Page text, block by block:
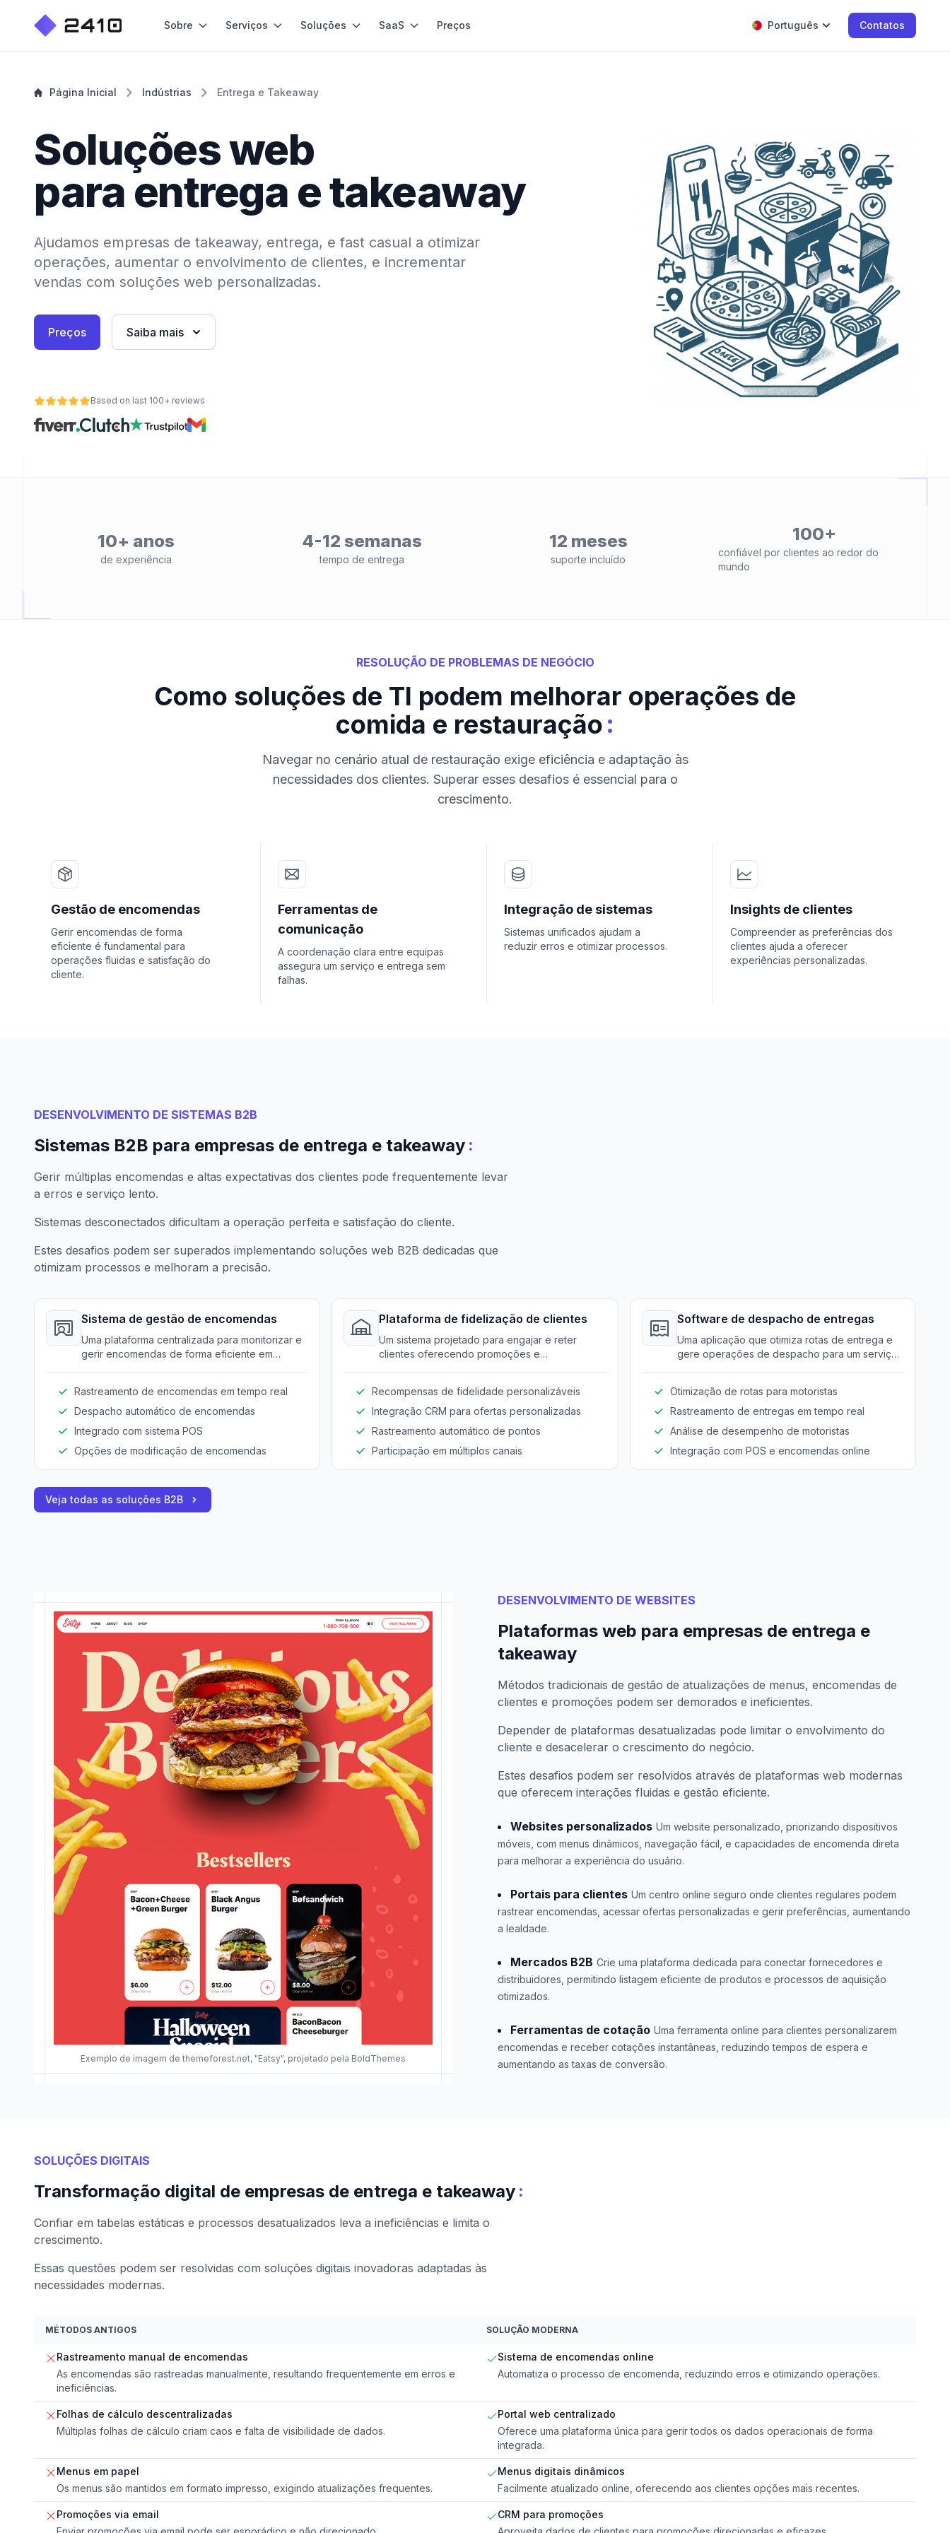
Sobre Serviços Soluções SaaS Preços Português Contatos
Página Inicial Indústrias Entrega e Takeaway
Soluções web
para entrega e takeaway
Ajudamos empresas de takeaway, entrega, e fast casual a otimizar
operações, aumentar o envolvimento de clientes, e incrementar
vendas com soluções web personalizadas.
Preços Saiba mais
Based on last 100+ reviews
10+ anos
de experiência
4-12 semanas
tempo de entrega
12 meses
suporte incluído
100+
confiável por clientes ao redor do
mundo
RESOLUÇÃO DE PROBLEMAS DE NEGÓCIO
Como soluções de TI podem melhorar operações de
comida e restauração:
Navegar no cenário atual de restauração exige eficiência e adaptação às
necessidades dos clientes. Superar esses desafios é essencial para o
crescimento.
Gestão de encomendas
Gerir encomendas de forma
eficiente é fundamental para
operações fluidas e satisfação do
cliente.
Ferramentas de
comunicação
A coordenação clara entre equipas
assegura um serviço e entrega sem
falhas.
Integração de sistemas
Sistemas unificados ajudam a
reduzir erros e otimizar processos.
Insights de clientes
Compreender as preferências dos
clientes ajuda a oferecer
experiências personalizadas.
DESENVOLVIMENTO DE SISTEMAS B2B
Sistemas B2B para empresas de entrega e takeaway :
Gerir múltiplas encomendas e altas expectativas dos clientes pode frequentemente levar
a erros e serviço lento.
Sistemas desconectados dificultam a operação perfeita e satisfação do cliente.
Estes desafios podem ser superados implementando soluções web B2B dedicadas que
otimizam processos e melhoram a precisão.
Sistema de gestão de encomendas
Uma plataforma centralizada para monitorizar e
gerir encomendas de forma eficiente em
Rastreamento de encomendas em tempo real
Despacho automático de encomendas
Integrado com sistema POS
Opções de modificação de encomendas
Plataforma de fidelização de clientes
Um sistema projetado para engajar e reter
clientes oferecendo promoções e
Recompensas de fidelidade personalizáveis
Integração CRM para ofertas personalizadas
Rastreamento automático de pontos
Participação em múltiplos canais
Software de despacho de entregas
Uma aplicação que otimiza rotas de entrega e
gere operações de despacho para um serviço
Otimização de rotas para motoristas
Rastreamento de entregas em tempo real
Análise de desempenho de motoristas
Integração com POS e encomendas online
Veja todas as soluções B2B
Exemplo de imagem de themeforest.net, "Eatsy", projetado pela BoldThemes
DESENVOLVIMENTO DE WEBSITES
Plataformas web para empresas de entrega e
takeaway
Métodos tradicionais de gestão de atualizações de menus, encomendas de
clientes e promoções podem ser demorados e ineficientes.
Depender de plataformas desatualizadas pode limitar o envolvimento do
cliente e desacelerar o crescimento do negócio.
Estes desafios podem ser resolvidos através de plataformas web modernas
que oferecem interações fluidas e gestão eficiente.
Websites personalizados Um website personalizado, priorizando dispositivos
móveis, com menus dinâmicos, navegação fácil, e capacidades de encomenda direta
para melhorar a experiência do usuário.
Portais para clientes Um centro online seguro onde clientes regulares podem
rastrear encomendas, acessar ofertas personalizadas e gerir preferências, aumentando
a lealdade.
Mercados B2B Crie uma plataforma dedicada para conectar fornecedores e
distribuidores, permitindo listagem eficiente de produtos e processos de aquisição
otimizados.
Ferramentas de cotação Uma ferramenta online para clientes personalizarem
encomendas e receber cotações instantâneas, reduzindo tempos de espera e
aumentando as taxas de conversão.
SOLUÇÕES DIGITAIS
Transformação digital de empresas de entrega e takeaway :
Confiar em tabelas estáticas e processos desatualizados leva a ineficiências e limita o
crescimento.
Essas questões podem ser resolvidas com soluções digitais inovadoras adaptadas às
necessidades modernas.
MÉTODOS ANTIGOS SOLUÇÃO MODERNA
Rastreamento manual de encomendas
As encomendas são rastreadas manualmente, resultando frequentemente em erros e
ineficiências.
Sistema de encomendas online
Automatiza o processo de encomenda, reduzindo erros e otimizando operações.
Folhas de cálculo descentralizadas
Múltiplas folhas de cálculo criam caos e falta de visibilidade de dados.
Portal web centralizado
Oferece uma plataforma única para gerir todos os dados operacionais de forma
integrada.
Menus em papel
Os menus são mantidos em formato impresso, exigindo atualizações frequentes.
Menus digitais dinâmicos
Facilmente atualizado online, oferecendo aos clientes opções mais recentes.
Promoções via email
CRM para promoções